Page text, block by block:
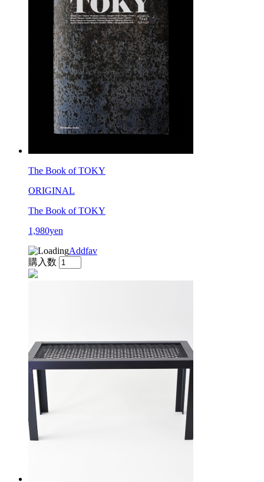
The Book of TOKY
ORIGINAL
The Book of TOKY
1,980yen
Addfav
購入数